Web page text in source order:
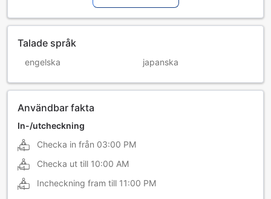
Talade språk
engelska japanska
Användbar fakta
In-/utcheckning
Checka in från 03:00 PM
Checka ut till 10:00 AM
Incheckning fram till 11:00 PM